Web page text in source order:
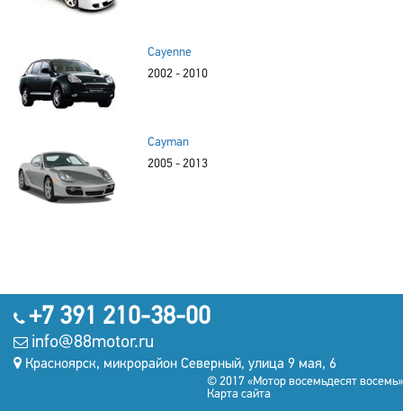
Cayenne
2002 - 2010
Cayman
2005 - 2013
+7 391 210-38-00
info@88motor.ru
Красноярск, микрорайон Северный, улица 9 мая, 6
© 2017 «Мотор восемьдесят восемь»
Карта сайта